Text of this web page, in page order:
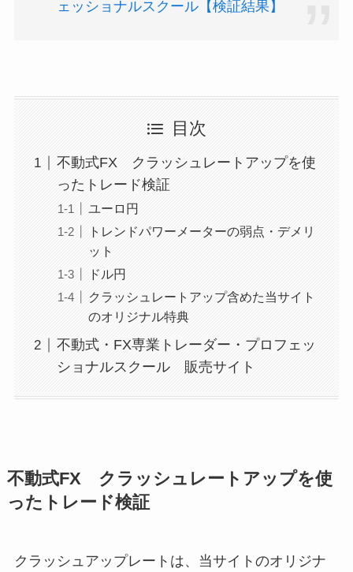
ェッショナルスクール【検証結果】
目次
不動式FX クラッシュレートアップを使
ったトレード検証
ユーロ円
トレンドパワーメーターの弱点・デメリ
ット
ドル円
クラッシュレートアップ含めた当サイト
のオリジナル特典
不動式・FX専業トレーダー・プロフェッ
ショナルスクール 販売サイト
不動式FX クラッシュレートアップを使
ったトレード検証
クラッシュアップレートは、当サイトのオリジナ